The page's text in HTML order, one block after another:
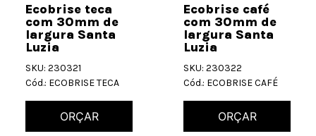
Ecobrise teca
com 30mm de
largura Santa
Luzia
SKU: 230321
Cód.: ECOBRISE TECA
ORÇAR
Ecobrise café
com 30mm de
largura Santa
Luzia
SKU: 230322
Cód.: ECOBRISE CAFÉ
ORÇAR